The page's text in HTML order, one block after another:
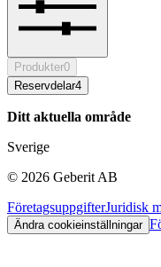
Produkter0
Reservdelar4
Ditt aktuella område
Sverige
© 2026 Geberit AB
FöretagsuppgifterJuridisk
Ändra cookieinställningar